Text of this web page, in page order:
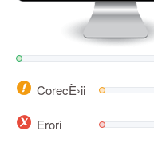
CorecÈ›ii
Erori